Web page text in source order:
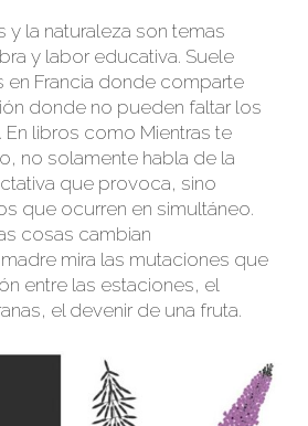
y la naturaleza son temas
y labor educativa. Suele
en Francia donde comparte
donde no pueden faltar los
libros como Mientras te
no solamente habla de la
que provoca, sino
que ocurren en simultáneo.
cosas cambian
mira las mutaciones que
entre las estaciones, el
el devenir de una fruta.